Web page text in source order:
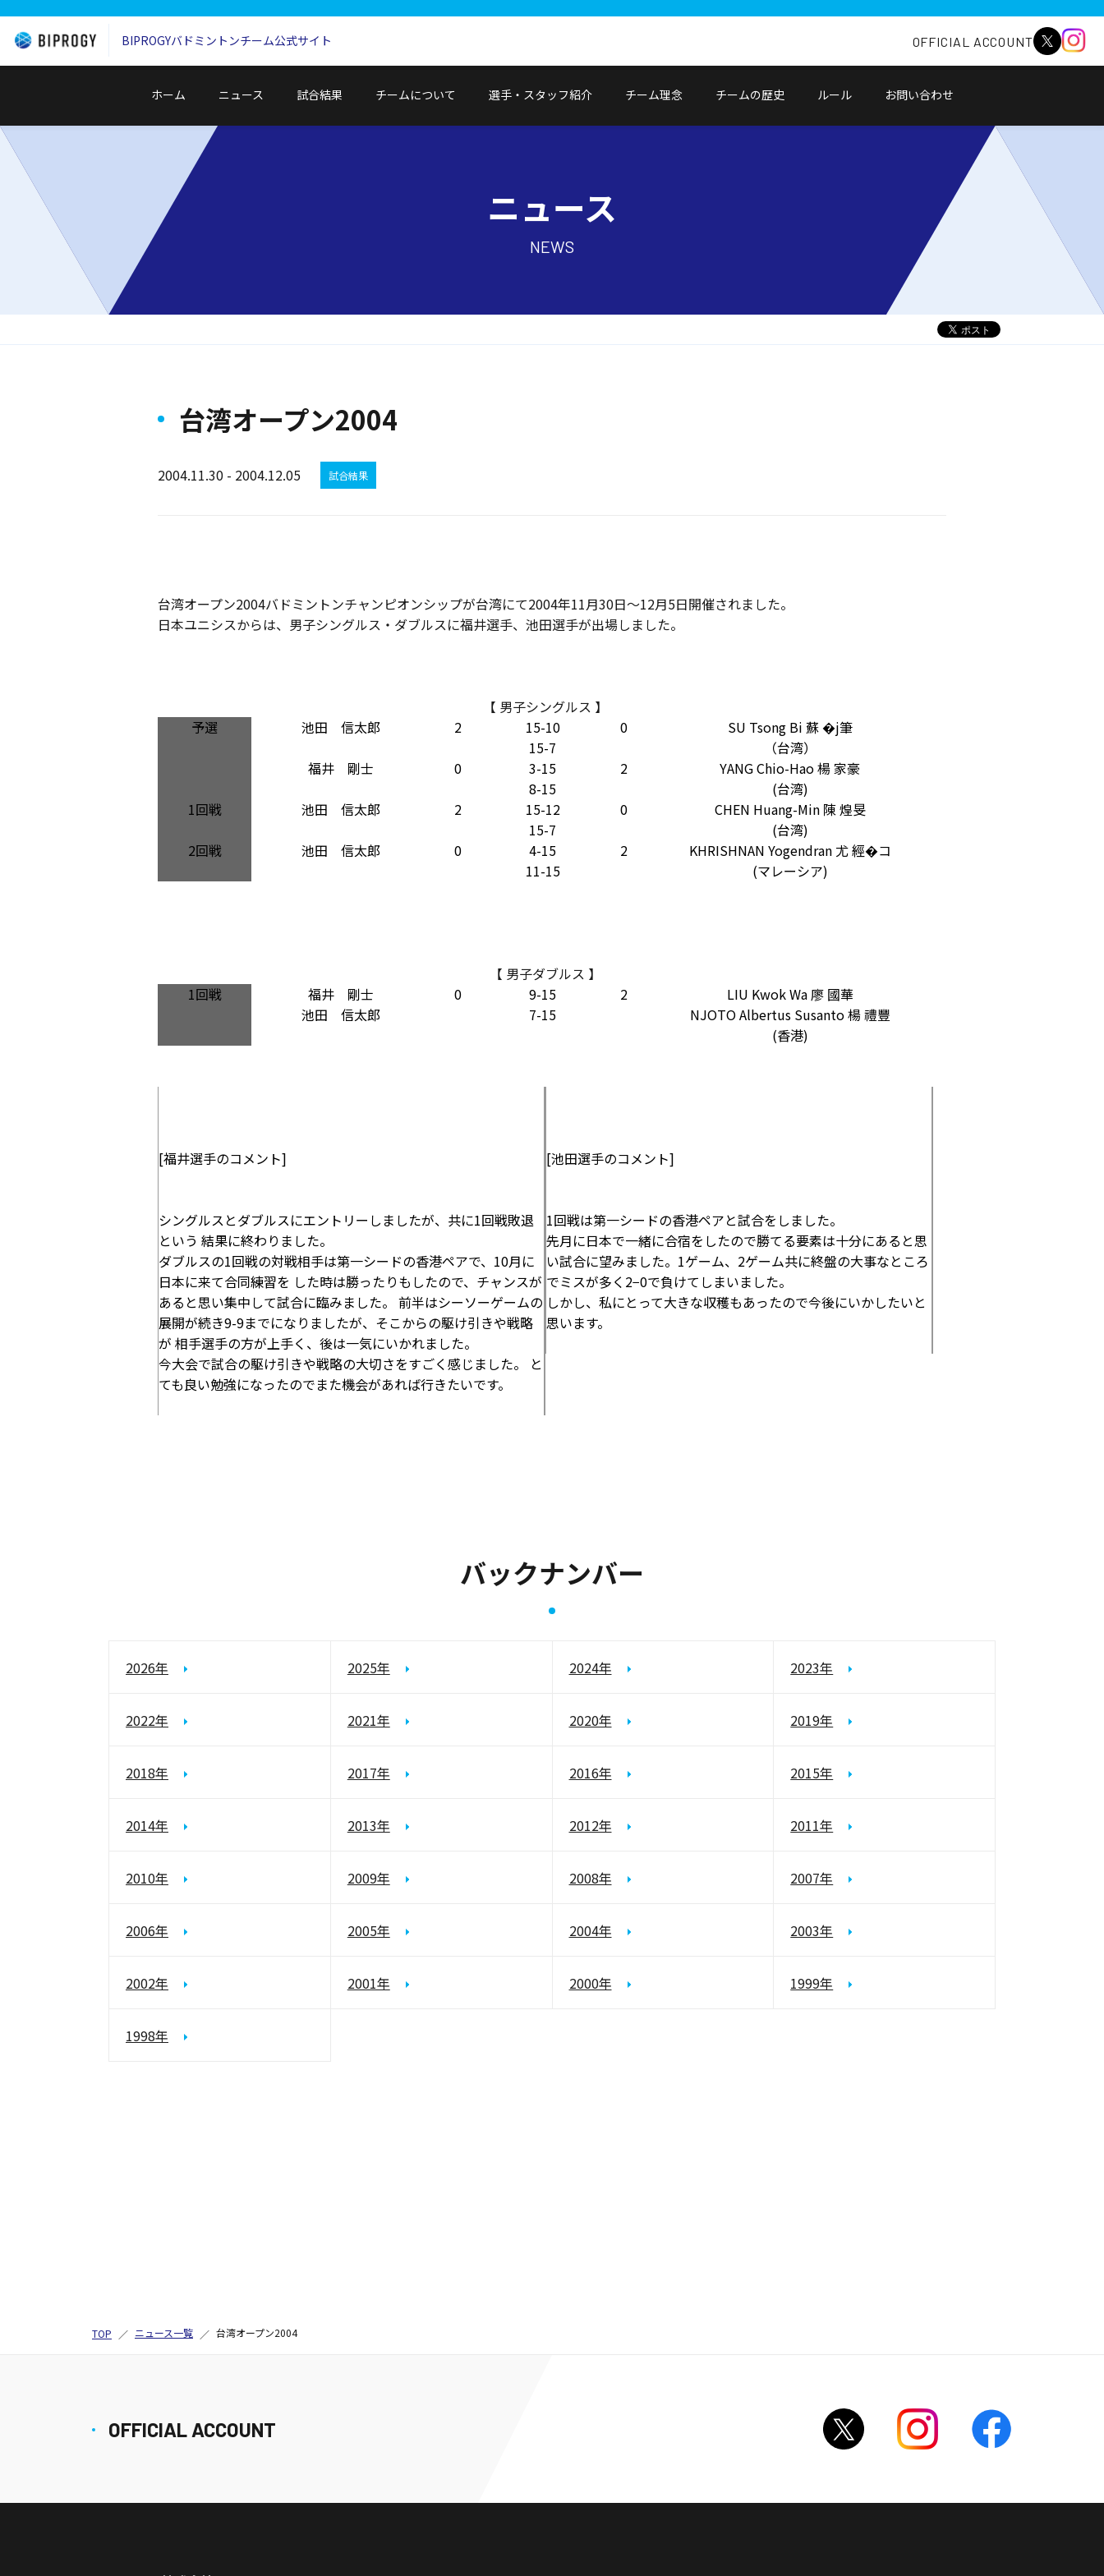
BIPROGYバドミントンチーム公式サイト OFFICIAL ACCOUNT
ホーム ニュース 試合結果 チームについて 選手・スタッフ紹介 チーム理念 チームの歴史 ルール お問い合わせ
ウ
ド
ウ
ニュース
NEWS
台湾オープン2004
2004.11.30 - 2004.12.05 試合結果
台湾オープン2004バドミントンチャンピオンシップが台湾にて2004年11月30日〜12月5日開催されました。
日本ユニシスからは、男子シングルス・ダブルスに福井選手、池田選手が出場しました。
【 男子シングルス 】
予選
池田 信太郎 2
15-10
15-7
0
SU Tsong Bi 蘇 �j筆
（台湾）
福井 剛士
0
3-15
8-15
2
YANG Chio-Hao 楊 家豪
(台湾)
1回戦
池田 信太郎 2
15-12
15-7
0
CHEN Huang-Min 陳 煌旻
(台湾)
2回戦
池田 信太郎 0
4-15
11-15
2
KHRISHNAN Yogendran 尤 經�コ
(マレーシア)
【 男子ダブルス 】
1回戦
福井 剛士
池田 信太郎
0
9-15
7-15
2
LIU Kwok Wa 廖 國華
NJOTO Albertus Susanto 楊 禮豐
(香港)
[福井選手のコメント]
シングルスとダブルスにエントリーしましたが、共に1回戦敗退
という 結果に終わりました。
ダブルスの1回戦の対戦相手は第一シードの香港ペアで、10月に
日本に来て合同練習を した時は勝ったりもしたので、チャンスが
あると思い集中して試合に臨みました。 前半はシーソーゲームの
展開が続き9-9までになりましたが、そこからの駆け引きや戦略
が 相手選手の方が上手く、後は一気にいかれました。
今大会で試合の駆け引きや戦略の大切さをすごく感じました。 と
ても良い勉強になったのでまた機会があれば行きたいです。
[池田選手のコメント]
1回戦は第一シードの香港ペアと試合をしました。
先月に日本で一緒に合宿をしたので勝てる要素は十分にあると思
い試合に望みました。1ゲーム、2ゲーム共に終盤の大事なところ
でミスが多く2−0で負けてしまいました。
しかし、私にとって大きな収穫もあったので今後にいかしたいと
思います。
バックナンバー
2026年 2025年 2024年 2023年
2022年 2021年 2020年 2019年
2018年 2017年 2016年 2015年
2014年 2013年 2012年 2011年
2010年 2009年 2008年 2007年
2006年 2005年 2004年 2003年
2002年 2001年 2000年 1999年
1998年
TOP ニュース一覧 台湾オープン2004
OFFICIAL ACCOUNT